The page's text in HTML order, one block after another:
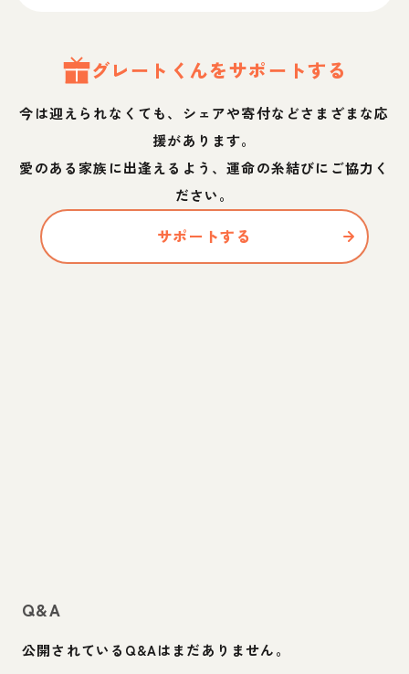
グレート くんをサポートする
今は迎えられなくても、シェアや寄付などさまざまな応
援があります。
愛のある家族に出逢えるよう、運命の糸結びにご協力く
ださい。
サポートする
Q&A
公開されているQ&Aはまだありません。